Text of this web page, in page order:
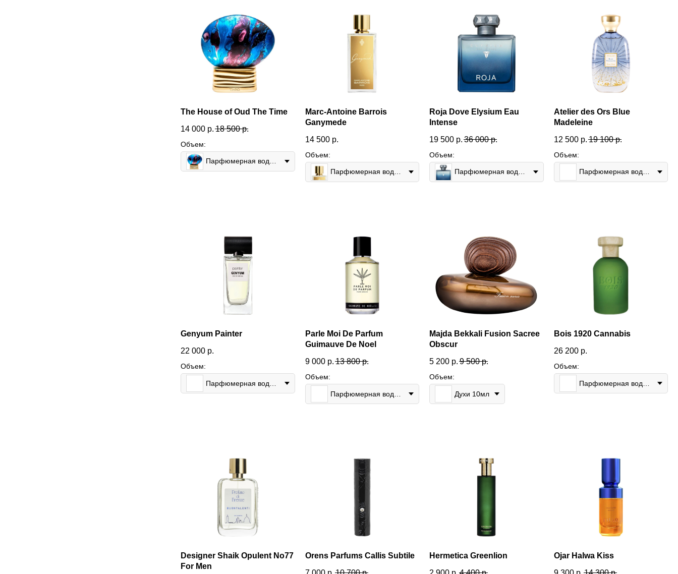
The House of Oud The Time
14 000 р. 18 500 р.
Объем:
Парфюмерная вода 75мл
Marc-Antoine Barrois
Ganymede
14 500 р.
Объем:
Парфюмерная вода 30мл
Roja Dove Elysium Eau
Intense
19 500 р. 36 000 р.
Объем:
Парфюмерная вода 100мл
Atelier des Ors Blue
Madeleine
12 500 р. 19 100 р.
Объем:
Парфюмерная вода 100мл
Genyum Painter
22 000 р.
Объем:
Parle Moi De Parfum
Guimauve De Noel
9 000 р. 13 800 р.
Объем:
Majda Bekkali Fusion Sacree
Obscur
5 200 р. 9 500 р.
Объем:
Духи 10мл
Bois 1920 Cannabis
26 200 р.
Объем:
Designer Shaik Opulent No77
For Men
Orens Parfums Callis Subtile Hermetica Greenlion Ojar Halwa Kiss